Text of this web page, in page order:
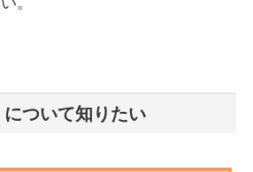
について知りたい